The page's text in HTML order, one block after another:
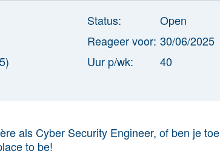
Status:
Open
Reageer voor: 30/06/2025
Uur p/wk:
40
als Cyber Security Engineer, of ben je toe
to be!